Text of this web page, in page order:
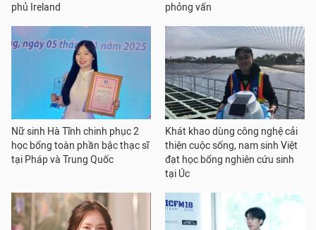
phủ Ireland
phỏng vấn
Nữ sinh Hà Tĩnh chinh phục 2
học bổng toàn phần bậc thạc sĩ
tại Pháp và Trung Quốc
Khát khao dùng công nghệ cải
thiện cuộc sống, nam sinh Việt
đạt học bổng nghiên cứu sinh
tại Úc